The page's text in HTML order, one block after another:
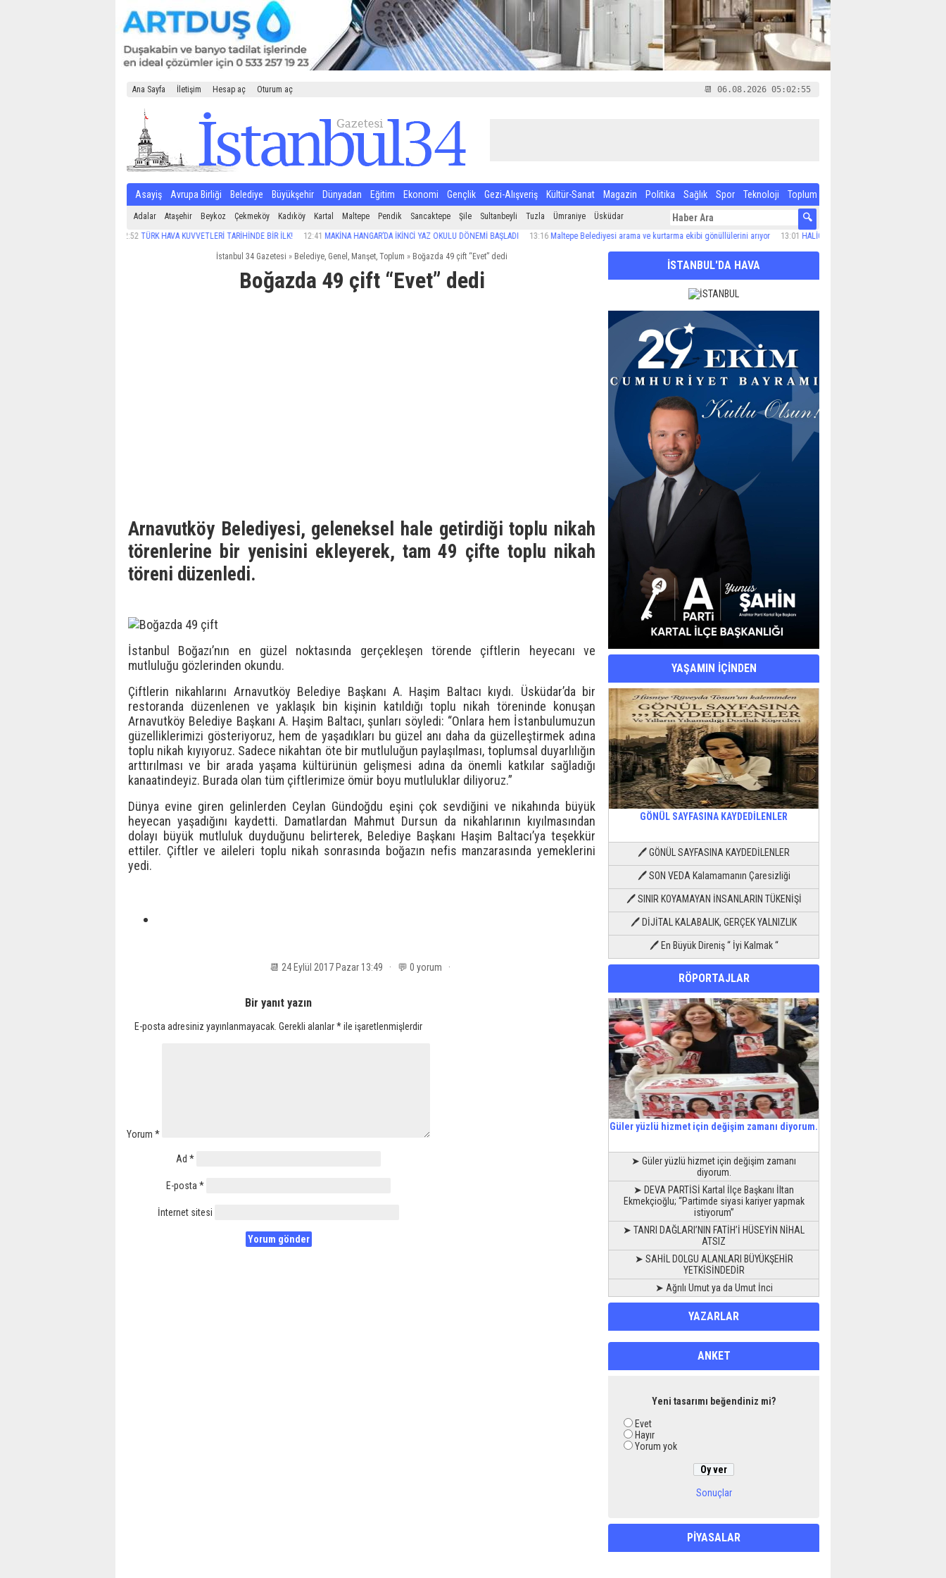
Ana Sayfa İletişim Hesap aç Oturum aç 📆 06.08.2026 05:02:56
Asayiş Avrupa Birliği Belediye Büyükşehir Dünyadan Eğitim Ekonomi Gençlik Gezi-Alışveriş Kültür-Sanat Magazin Politika Sağlık Spor Teknoloji Toplum
Adalar Ataşehir Beykoz Çekmeköy Kadıköy Kartal Maltepe Pendik Sancaktepe Şile Sultanbeyli Tuzla Ümraniye
Üsküdar
TÜRK HAVA KUVVETLERİ TARİHİNDE BİR İLK! 12:41 MAKİNA HANGAR’DA İKİNCİ YAZ OKULU DÖNEMİ BAŞLADI 13:16 Maltepe Belediyesi arama ve kurtarma ekibi gönüllülerini arıyor 13:01 HALİÇ’TE TEMİZLİK ARALIKSIZ SÜRÜYOR
İstanbul 34 Gazetesi » Belediye, Genel , Manşet, Toplum » Boğazda 49 çift “Evet” dedi
Boğazda 49 çift “Evet” dedi
Arnavutköy Belediyesi, geleneksel hale getirdiği toplu nikah
törenlerine bir yenisini ekleyerek, tam 49 çifte toplu nikah
töreni düzenledi.
İstanbul Boğazı’nın en güzel noktasında gerçekleşen törende çiftlerin heyecanı ve
mutluluğu gözlerinden okundu.
Çiftlerin nikahlarını Arnavutköy Belediye Başkanı A. Haşim Baltacı kıydı. Üsküdar’da bir
restoranda düzenlenen ve yaklaşık bin kişinin katıldığı toplu nikah töreninde konuşan
Arnavutköy Belediye Başkanı A. Haşim Baltacı, şunları söyledi: “Onlara hem İstanbulumuzun
güzelliklerimizi gösteriyoruz, hem de yaşadıkları bu güzel anı daha da güzelleştirmek adına
toplu nikah kıyıyoruz. Sadece nikahtan öte bir mutluluğun paylaşılması, toplumsal duyarlılığın
arttırılması ve bir arada yaşama kültürünün gelişmesi adına da önemli katkılar sağladığı
kanaatindeyiz. Burada olan tüm çiftlerimize ömür boyu mutluluklar diliyoruz.”
Dünya evine giren gelinlerden Ceylan Gündoğdu eşini çok sevdiğini ve nikahında büyük
heyecan yaşadığını kaydetti. Damatlardan Mahmut Dursun da nikahlarının kıyılmasından
dolayı büyük mutluluk duyduğunu belirterek, Belediye Başkanı Haşim Baltacı’ya teşekkür
ettiler. Çiftler ve aileleri toplu nikah sonrasında boğazın nefis manzarasında yemeklerini
yedi.
📆 24 Eylül 2017 Pazar 13:49 · 💬 0 yorum ·
Bir yanıt yazın
E-posta adresiniz yayınlanmayacak. Gerekli alanlar*ile işaretlenmişlerdir
Yorum *
Ad *
E-posta *
İnternet sitesi
İSTANBUL'DA HAVA
YAŞAMIN İÇİNDEN
GÖNÜL SAYFASINA KAYDEDİLENLER
🖊 GÖNÜL SAYFASINA KAYDEDİLENLER
🖊 SON VEDA Kalamamanın Çaresizliği
🖊 SINIR KOYAMAYAN İNSANLARIN TÜKENİŞİ
🖊 DİJİTAL KALABALIK, GERÇEK YALNIZLIK
🖊 En Büyük Direniş “ İyi Kalmak “
RÖPORTAJLAR
Güler yüzlü hizmet için değişim zamanı diyorum.
➤ Güler yüzlü hizmet için değişim zamanı
diyorum.
➤ DEVA PARTİSİ Kartal İlçe Başkanı İltan
Ekmekçioğlu; “Partimde siyasi kariyer yapmak
istiyorum”
➤ TANRI DAĞLARI’NIN FATİH’İ HÜSEYİN NİHAL
ATSIZ
➤ SAHİL DOLGU ALANLARI BÜYÜKŞEHİR
YETKİSİNDEDİR
➤ Ağrılı Umut ya da Umut İnci
YAZARLAR
ANKET
Yeni tasarımı beğendiniz mi?
Evet
Hayır
Yorum yok
Sonuçlar
PİYASALAR